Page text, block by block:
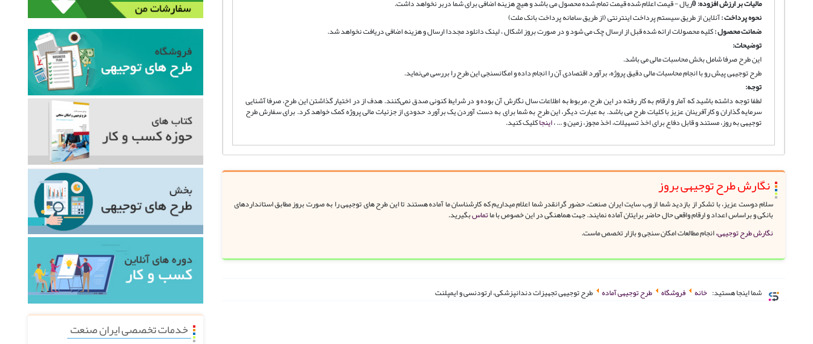
خدمات تخصصی ایران صنعت
مالیات بر ارزش افزوده:0ریال - قیمت اعلام شده قیمت تمام شده محصول می باشد و هیچ هزینه اضافی برای شما دربر نخواهد داشت.
نحوه پرداخت :آنلاین از طریق سیستم پرداخت اینترنتی (از طریق سامانه پرداخت بانک ملت)
ضمانت محصول :کلیه محصولات ارائه شده قبل از ارسال چک می شود و در صورت بروز اشکال ، لینک دانلود مجددا ارسال و هزینه اضافی دریافت نخواهد شد.
توضیحات:
این طرح صرفا شامل بخش محاسبات مالی می باشد.
طرح توجیهی پیش رو با انجام محاسبات مالی دقیق پروژه، برآورد اقتصادی آن را انجام داده و امکانسنجی این طرح را بررسی می‌نماید.
توجه:
لطفا توجه داشته باشید که آمار و ارقام به کار رفته در این طرح، مربوط به اطلاعات سال نگارش آن بوده و در شرایط کنونی صدق نمی‌کنند. هدف از در اختیار گذاشتن این طرح، صرفا آشنایی
سرمایه گذاران و کارآفرینان عزیز با کلیات طرح می باشد. به عبارت دیگر، این طرح به شما برای به دست آوردن یک برآورد حدودی از جزئیات مالی پروژه کمک خواهد کرد. برای سفارش طرح
توجیهی به روز، مستند و قابل دفاع برای اخذ تسهیلات، اخذ مجوز، زمین و ... ،اینجاکلیک کنید.
نگارش طرح توجیهی بروز
سلام دوست عزیز، با تشکر از بازدید شما از وب سایت ایران صنعت، حضور گرانقدر شما اعلام میداریم که کارشناسان ما آماده هستند تا این طرح های توجیهی را به صورت بروز مطابق استانداردهای
بانکی و براساس اعداد و ارقام واقعی حال حاضر برایتان آماده نمایند. جهت هماهنگی در این خصوص با ماتماسبگیرید.
نگارش طرح توجیهی،انجام مطالعات امکان سنجی و بازار تخصص ماست.
شما اینجا هستید: خانه فروشگاه طرح توجیهی آماده طرح توجیهی تجهیزات دندانپزشکی، ارتودنسی و ایمپلنت